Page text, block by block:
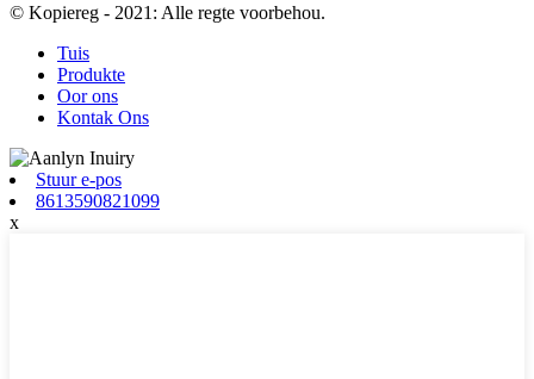
© Kopiereg - 2021: Alle regte voorbehou.
Tuis
Produkte
Oor ons
Kontak Ons
Stuur e-pos
8613590821099
x